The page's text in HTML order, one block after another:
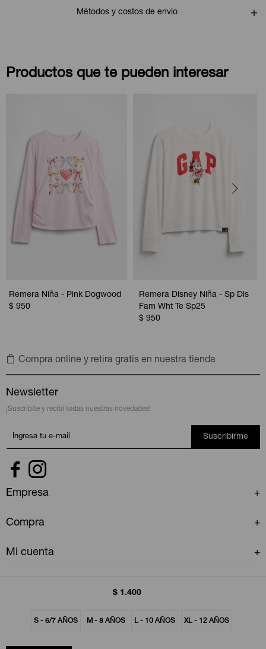
$ 1.400
S - 6/7 AÑOS M - 8 AÑOS L - 10 AÑOS XL - 12 AÑOS
Métodos y costos de envío
Productos que te pueden interesar
Remera Niña - Pink Dogwood
$ 950
Remera Disney Niña - Sp Dis
Fam Wht Te Sp25
$ 950
Compra online y retira gratis en nuestra tienda
Newsletter
¡Suscribite y recibí todas nuestras novedades!
Suscribirme
 
Empresa
Compra
Mi cuenta